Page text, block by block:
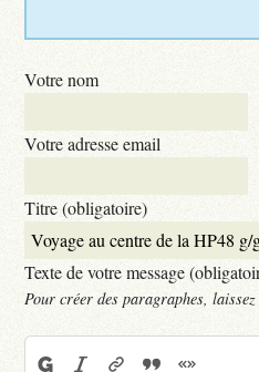
Votre nom
Votre adresse email
Titre (obligatoire)
Texte de votre message
Pour créer des paragraphes,